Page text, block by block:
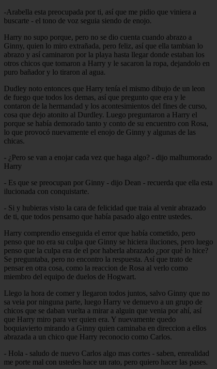
-Arabella esta preocupada por ti, así que me pidio que viniera a
buscarte - el tono de voz seguia siendo de enojo.
Harry no supo porque, pero no se dio cuenta cuando abrazo a
Ginny, quien lo miro extrañada, pero feliz, así que ella tambian lo
abrazo y así caminaron por la playa hasta llegar donde estaban los
otros chicos que tomaron a Harry y le sacaron la ropa, dejandolo en
puro bañador y lo tiraron al agua.
Dudley noto entonces que Harry tenía el mismo dibujo de un leon
de fuego que todos los demas, así que pregunto que era y le
contaron de la hermandad y los acontesimientos del fines de curso,
cosa que dejo atonito al Durdley. Luego preguntaron a Harry el
porque se había demorado tanto y conto de su encuentro con Rosa,
lo que provocó nuevamente el enojo de Ginny y algunas de las
chicas.
- ¿Pero se van a enojar cada vez que haga algo? - dijo malhumorado
Harry
- Es que se preocupan por Ginny - dijo Dean - recuerda que ella esta
ilucionada con conquistarte.
- Si y hubieras visto la cara de felicidad que traia al venir abrazado
de ti, que todos pensamo que había pasado algo entre ustedes.
Harry comprendio enseguida el error que había cometido, pero
penso que no era su culpa que Ginny se hiciera iluciones, pero luego
penso que la culpa era de el por haberla abrazado ¿por qué lo hice?
Se preguntaba, pero no encontro la respuesta. Así que trato de
pensar en otra cosa, como la reaccion de Rosa al verlo como
miembro del equipo de duelos de Hogwart.
Llego la hora de comer y llegaron todos juntos, salvo Ginny que no
sa veia por ninguna parte, luego Harry ve denuevo a un grupo de
chicos que se daban vuelta a mirar a alguin que venia por ahí, así
que Harry miro para ver quien era. Y nuevamente quedo
boquiavierto mirando a Ginny quien caminaba en direccion a ellos
abrazada a un chico que Harry reconocio como Carlos.
- Hola - saludo de nuevo Carlos algo mas cortes - saben, enrealidad
me porte mal con ustedes hace un rato, pero quiero hacer las pases.